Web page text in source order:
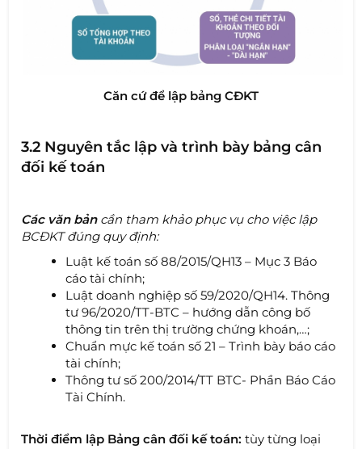
Căn cứ để lập bảng CĐKT
3.2 Nguyên tắc lập và trình bày bảng cân
đối kế toán
Các văn bảncần tham khảo phục vụ cho việc lập
BCĐKT đúng quy định:
Luật kế toán số 88/2015/QH13 – Mục 3 Báo
cáo tài chính;
Luật doanh nghiệp số 59/2020/QH14. Thông
tư 96/2020/TT-BTC – hướng dẫn công bố
thông tin trên thị trường chứng khoán,…;
Chuẩn mực kế toán số 21 – Trình bày báo cáo
tài chính;
Thông tư số 200/2014/TT BTC- Phần Báo Cáo
Tài Chính.
Thời điểm lập Bảng cân đối kế toán:tùy từng loại